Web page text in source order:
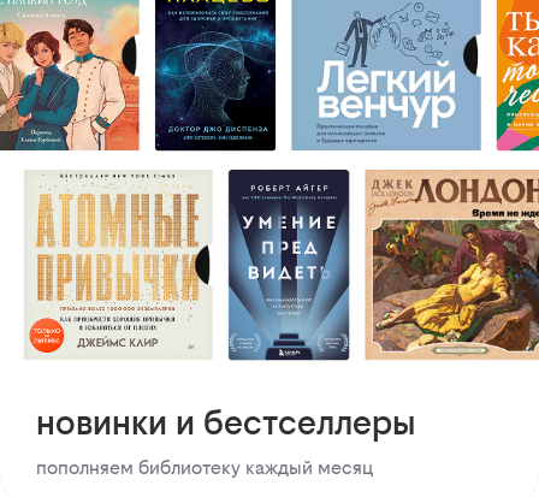
новинки и бестселлеры
пополняем библиотеку каждый месяц